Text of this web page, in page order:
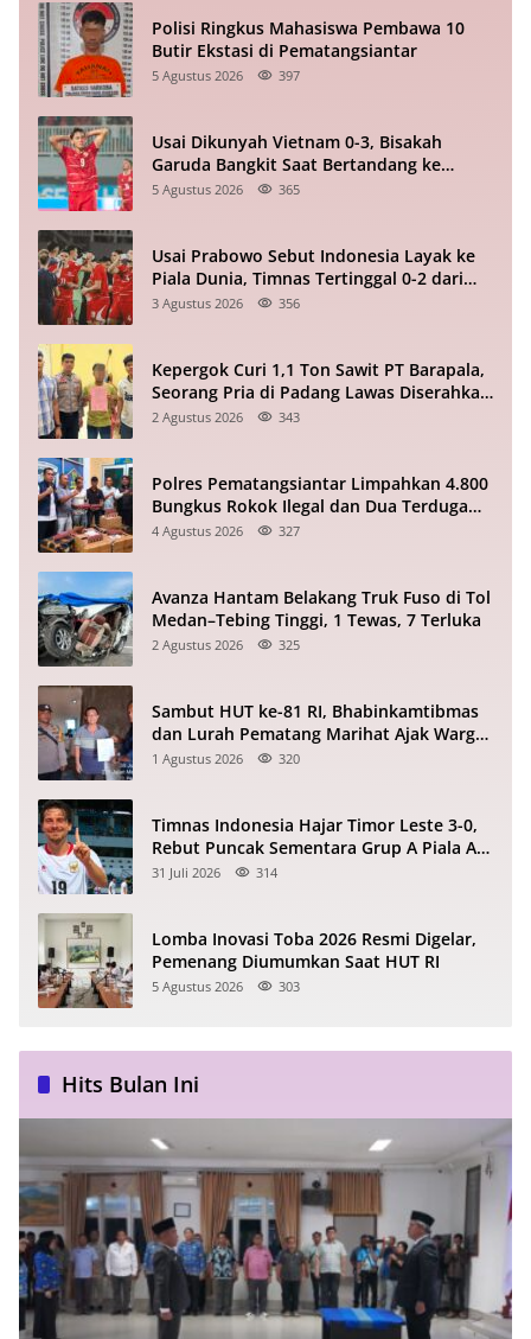
Polisi Ringkus Mahasiswa Pembawa 10
Butir Ekstasi di Pematangsiantar
5 Agustus 2026 397
Usai Dikunyah Vietnam 0-3, Bisakah
Garuda Bangkit Saat Bertandang ke
Singapura?
5 Agustus 2026 365
Usai Prabowo Sebut Indonesia Layak ke
Piala Dunia, Timnas Tertinggal 0-2 dari
Vietnam Babak I Piala ASEAN
3 Agustus 2026 356
Kepergok Curi 1,1 Ton Sawit PT Barapala,
Seorang Pria di Padang Lawas Diserahkan
ke Polisi
2 Agustus 2026 343
Polres Pematangsiantar Limpahkan 4.800
Bungkus Rokok Ilegal dan Dua Terduga
Pelaku ke Bea Cukai
4 Agustus 2026 327
Avanza Hantam Belakang Truk Fuso di Tol
Medan–Tebing Tinggi, 1 Tewas, 7 Terluka
2 Agustus 2026 325
Sambut HUT ke-81 RI, Bhabinkamtibmas
dan Lurah Pematang Marihat Ajak Warga
Kibarkan Merah Putih
1 Agustus 2026 320
Timnas Indonesia Hajar Timor Leste 3-0,
Rebut Puncak Sementara Grup A Piala AFF
2026
31 Juli 2026 314
Lomba Inovasi Toba 2026 Resmi Digelar,
Pemenang Diumumkan Saat HUT RI
5 Agustus 2026 303
Hits Bulan Ini